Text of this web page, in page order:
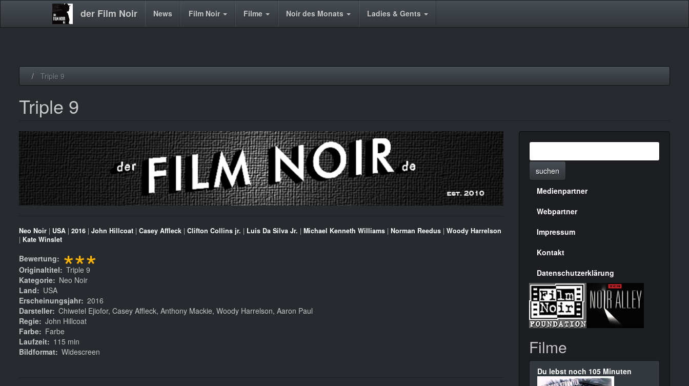
der Film Noir
Main News Film Noir Filme Noir des Monats Ladies & Gents
Triple 9
Triple 9
Neo Noir | USA | 2016 | John Hillcoat | Casey Affleck | Clifton Collins jr. | Luis Da Silva Jr. | Michael Kenneth Williams | Norman Reedus | Woody Harrelson
| Kate Winslet
Bewertung ***
Originaltitel
Triple 9
Kategorie
Neo Noir
Land
USA
Erscheinungsjahr 2016
Darsteller Chiwetel Ejiofor, Casey Affleck, Anthony Mackie, Woody Harrelson, Aaron Paul
Regie John Hillcoat
Farbe
Farbe
Laufzeit
115 min
Bildformat Widescreen
suchen
Menülinks
rechte
Seite
Medienpartner
Webpartner
Impressum
Kontakt
Datenschutzerklärung
Filme
Du lebst noch 105 Minuten